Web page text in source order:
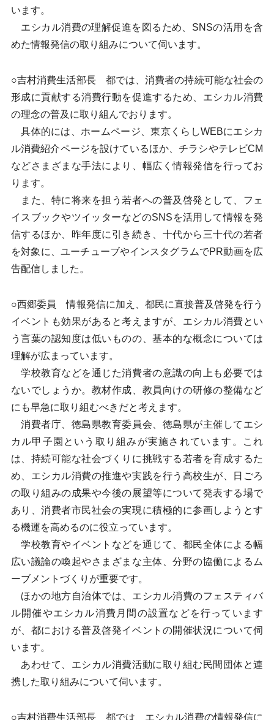
います。
エシカル消費の理解促進を図るため、SNSの活用を含
めた情報発信の取り組みについて伺います。
○吉村消費生活部長 都では、消費者の持続可能な社会の
形成に貢献する消費行動を促進するため、エシカル消費
の理念の普及に取り組んでおります。
具体的には、ホームページ、東京くらしWEBにエシカ
ル消費紹介ページを設けているほか、チラシやテレビCM
などさまざまな手法により、幅広く情報発信を行ってお
ります。
また、特に将来を担う若者への普及啓発として、フェ
イスブックやツイッターなどのSNSを活用して情報を発
信するほか、昨年度に引き続き、十代から三十代の若者
を対象に、ユーチューブやインスタグラムでPR動画を広
告配信しました。
○西郷委員 情報発信に加え、都民に直接普及啓発を行う
イベントも効果があると考えますが、エシカル消費とい
う言葉の認知度は低いものの、基本的な概念については
理解が広まっています。
学校教育などを通じた消費者の意識の向上も必要では
ないでしょうか。教材作成、教員向けの研修の整備など
にも早急に取り組むべきだと考えます。
消費者庁、徳島県教育委員会、徳島県が主催してエシ
カル甲子園という取り組みが実施されています。これ
は、持続可能な社会づくりに挑戦する若者を育成するた
め、エシカル消費の推進や実践を行う高校生が、日ごろ
の取り組みの成果や今後の展望等について発表する場で
あり、消費者市民社会の実現に積極的に参画しようとす
る機運を高めるのに役立っています。
学校教育やイベントなどを通じて、都民全体による幅
広い議論の喚起やさまざまな主体、分野の協働によるム
ーブメントづくりが重要です。
ほかの地方自治体では、エシカル消費のフェスティバ
ル開催やエシカル消費月間の設置などを行っています
が、都における普及啓発イベントの開催状況について伺
います。
あわせて、エシカル消費活動に取り組む民間団体と連
携した取り組みについて伺います。
○吉村消費生活部長 都では、エシカル消費の情報発信に